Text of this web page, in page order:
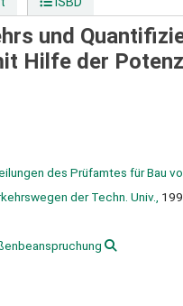
und
Hilfe der
des Prüfamtes für Bau
der Techn. Univ.,